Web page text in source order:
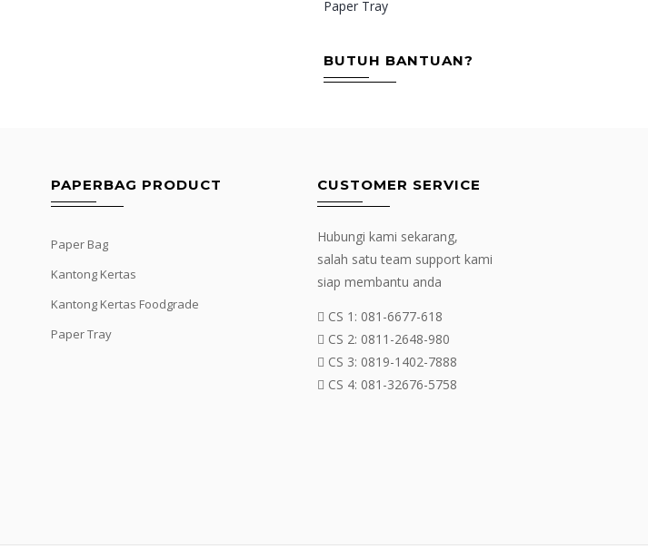
Paper Tray
BUTUH BANTUAN?
PAPERBAG PRODUCT
Paper Bag
Kantong Kertas
Kantong Kertas Foodgrade
Paper Tray
CUSTOMER SERVICE
Hubungi kami sekarang,
salah satu team support kami
siap membantu anda
CS 1: 081-6677-618
CS 2: 0811-2648-980
CS 3: 0819-1402-7888
CS 4: 081-32676-5758